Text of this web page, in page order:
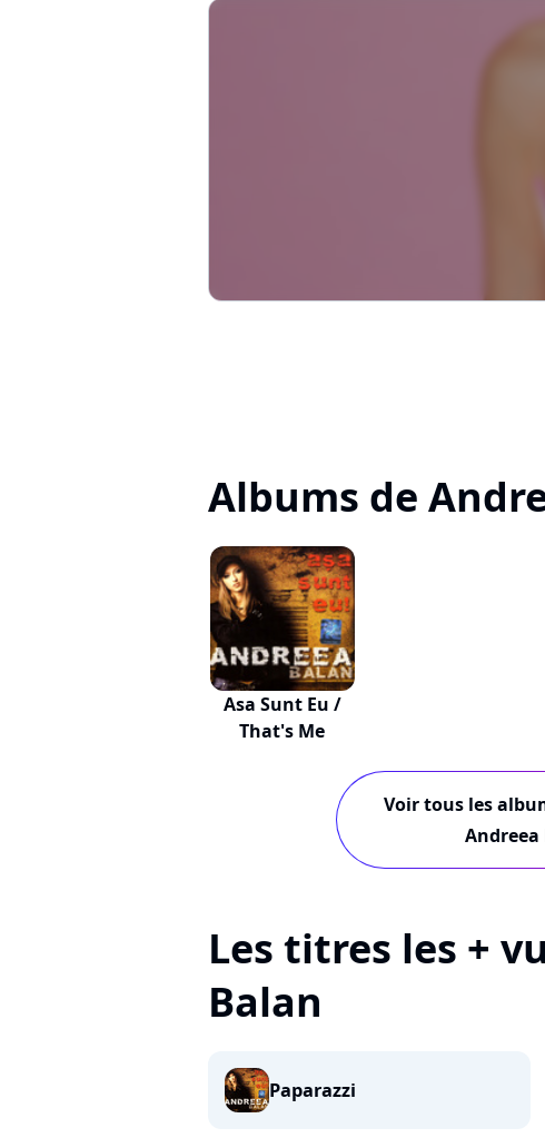
Albums de
Asa Sunt Eu /
That's Me
Voir tous les
Andreea
Les titres les +
Balan
Paparazzi